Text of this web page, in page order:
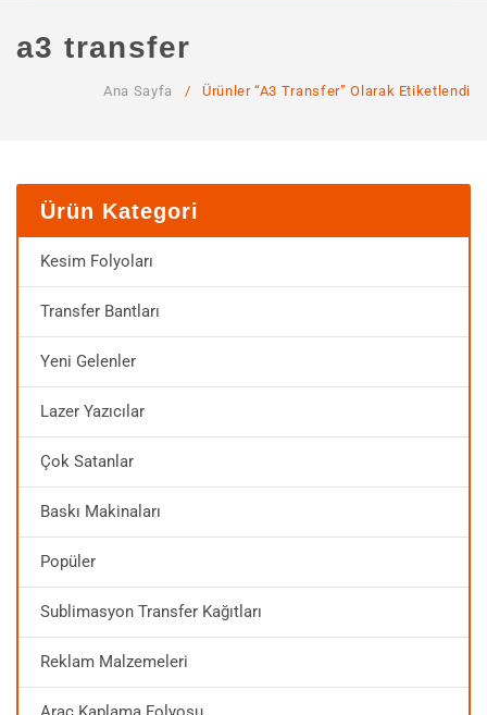
MAĞAZA
SSS
İLETIŞIM
a3 transfer
Ana Sayfa / Ürünler “a3 Transfer” Olarak Etiketlendi
Ürün Kategori
Kesim Folyoları
Transfer Bantları
Yeni Gelenler
Lazer Yazıcılar
Çok Satanlar
Baskı Makinaları
Popüler
Sublimasyon Transfer Kağıtları
Reklam Malzemeleri